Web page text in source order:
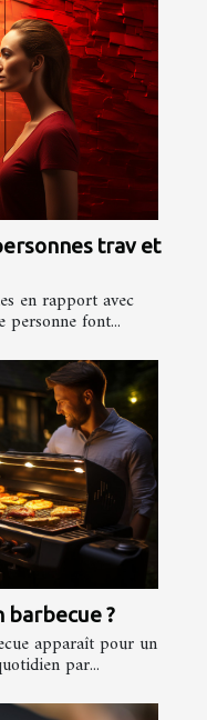
trav et
en rapport avec
personne font...
barbecue ?
apparaît pour un
par...